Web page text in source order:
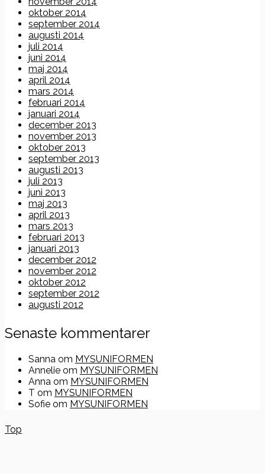
oktober 2014
september 2014
augusti 2014
juli 2014
juni 2014
maj 2014
april 2014
mars 2014
februari 2014
januari 2014
december 2013
november 2013
oktober 2013
september 2013
augusti 2013
juli 2013
juni 2013
maj 2013
april 2013
mars 2013
februari 2013
januari 2013
december 2012
november 2012
oktober 2012
september 2012
augusti 2012
Senaste kommentarer
Sanna om MYSUNIFORMEN
Annelie om MYSUNIFORMEN
Anna om MYSUNIFORMEN
T om MYSUNIFORMEN
Sofie om MYSUNIFORMEN
Top